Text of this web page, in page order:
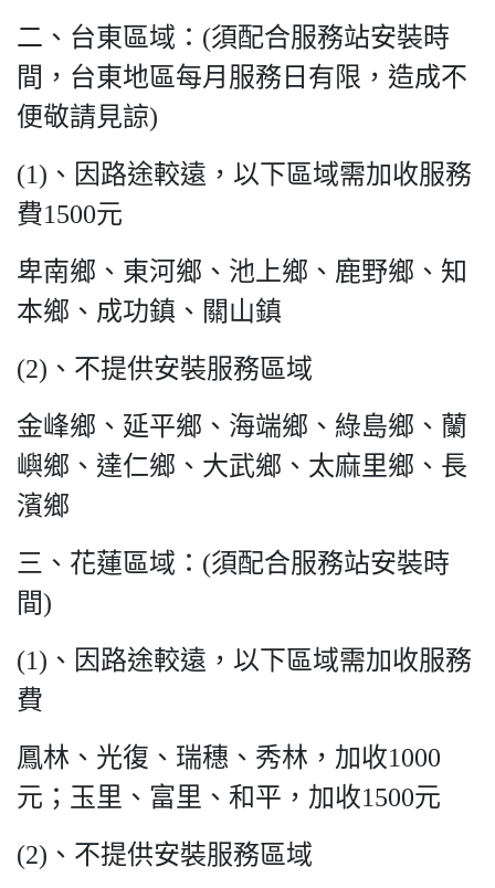
二、台東區域：(須配合服務站安裝時
間，台東地區每月服務日有限，造成不
便敬請見諒)
(1)、因路途較遠，以下區域需加收服務
費1500元
卑南鄉、東河鄉、池上鄉、鹿野鄉、知
本鄉、成功鎮、關山鎮
(2)、不提供安裝服務區域
金峰鄉、延平鄉、海端鄉、綠島鄉、蘭
嶼鄉、達仁鄉、大武鄉、太麻里鄉、長
濱鄉
三、花蓮區域：(須配合服務站安裝時
間)
(1)、因路途較遠，以下區域需加收服務
費
鳳林、光復、瑞穗、秀林，加收1000
元；玉里、富里、和平，加收1500元
(2)、不提供安裝服務區域